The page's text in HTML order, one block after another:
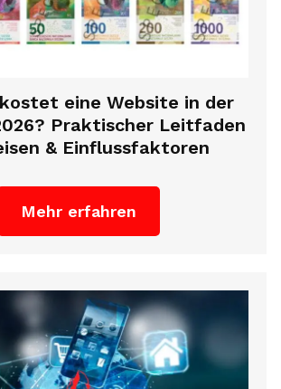
eine Website in der
Praktischer Leitfaden
& Einflussfaktoren
Mehr erfahren